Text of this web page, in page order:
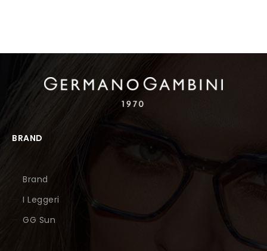
BRAND
Brand
I Leggeri
GG Sun